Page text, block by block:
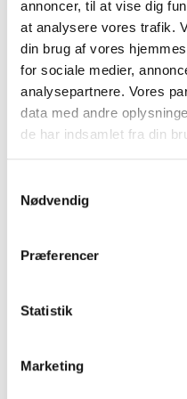
annoncer, til at vise dig
at analysere vores trafik.
din brug af vores
for sociale medier,
analysepartnere. Vores
data med andre
de har indsamlet fra din
Nødvendig
Præferencer
Statistik
Marketing
markedsføre på
Tidspunkt
Hvornår på dagen,
Hvor mange pauser?
til sidst, hvor dine
det heller ikke altid er
man har holdt fest
Hvilket lokale
Udluftning? Har du
samlede budget? Du